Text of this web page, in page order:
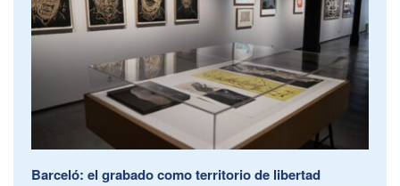
Barceló: el grabado como territorio de libertad